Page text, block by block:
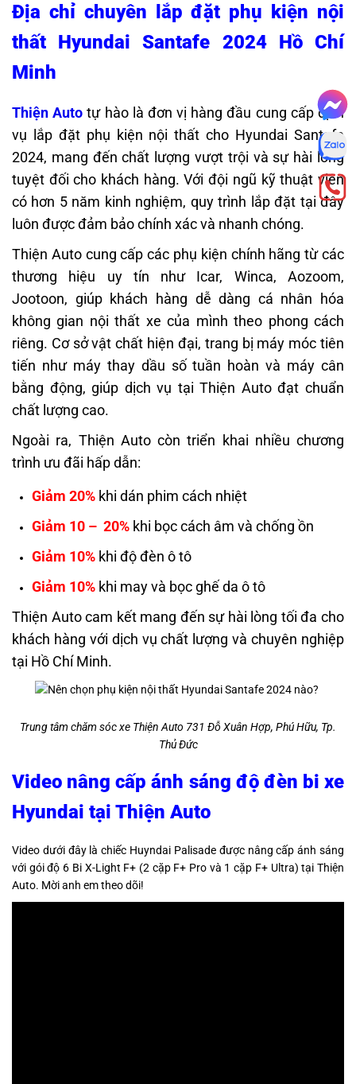
Địa chỉ chuyên lắp đặt phụ kiện nội
thất Hyundai Santafe 2024 Hồ Chí
Minh
Thiện Auto tự hào là đơn vị hàng đầu cung cấp dịch
vụ lắp đặt phụ kiện nội thất cho Hyundai Santafe
2024, mang đến chất lượng vượt trội và sự hài lòng
tuyệt đối cho khách hàng. Với đội ngũ kỹ thuật viên
có hơn 5 năm kinh nghiệm, quy trình lắp đặt tại đây
luôn được đảm bảo chính xác và nhanh chóng.
Thiện Auto cung cấp các phụ kiện chính hãng từ các
thương hiệu uy tín như Icar, Winca, Aozoom,
Jootoon, giúp khách hàng dễ dàng cá nhân hóa
không gian nội thất xe của mình theo phong cách
riêng. Cơ sở vật chất hiện đại, trang bị máy móc tiên
tiến như máy thay dầu số tuần hoàn và máy cân
bằng động, giúp dịch vụ tại Thiện Auto đạt chuẩn
chất lượng cao.
Ngoài ra, Thiện Auto còn triển khai nhiều chương
trình ưu đãi hấp dẫn:
Giảm 20% khi dán phim cách nhiệt
Giảm 10 – 20% khi bọc cách âm và chống ồn
Giảm 10% khi độ đèn ô tô
Giảm 10% khi may và bọc ghế da ô tô
Thiện Auto cam kết mang đến sự hài lòng tối đa cho
khách hàng với dịch vụ chất lượng và chuyên nghiệp
tại Hồ Chí Minh.
Trung tâm chăm sóc xe Thiện Auto 731 Đỗ Xuân Hợp, Phú Hữu, Tp.
Thủ Đức
Video nâng cấp ánh sáng độ đèn bi xe
Hyundai tại Thiện Auto
Video dưới đây là chiếc Huyndai Palisade được nâng cấp ánh sáng
với gói độ 6 Bi X-Light F+ (2 cặp F+ Pro và 1 cặp F+ Ultra) tại Thiện
Auto. Mời anh em theo dõi!